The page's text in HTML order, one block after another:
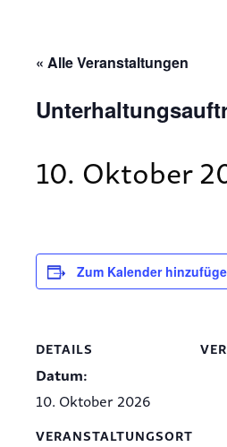
« Alle Veranstaltungen
10. Oktober
Zum Kalender
DETAILS
Datum:
10. Oktober 2026
VERANSTALTUNGSORT